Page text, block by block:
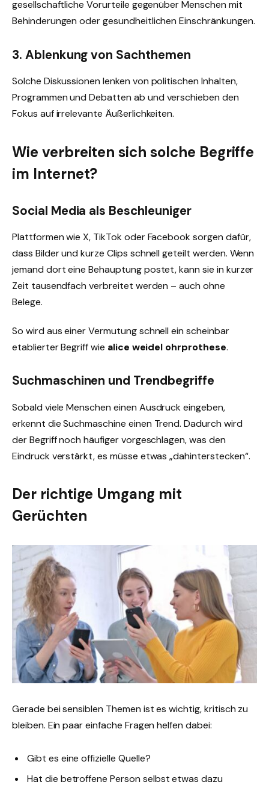
gesellschaftliche Vorurteile gegenüber Menschen mit
Behinderungen oder gesundheitlichen Einschränkungen.
3. Ablenkung von Sachthemen
Solche Diskussionen lenken von politischen Inhalten,
Programmen und Debatten ab und verschieben den
Fokus auf irrelevante Äußerlichkeiten.
Wie verbreiten sich solche Begriffe
im Internet?
Social Media als Beschleuniger
Plattformen wie X, TikTok oder Facebook sorgen dafür,
dass Bilder und kurze Clips schnell geteilt werden. Wenn
jemand dort eine Behauptung postet, kann sie in kurzer
Zeit tausendfach verbreitet werden – auch ohne
Belege.
So wird aus einer Vermutung schnell ein scheinbar
etablierter Begriff wie alice weidel ohrprothese.
Suchmaschinen und Trendbegriffe
Sobald viele Menschen einen Ausdruck eingeben,
erkennt die Suchmaschine einen Trend. Dadurch wird
der Begriff noch häufiger vorgeschlagen, was den
Eindruck verstärkt, es müsse etwas „dahinterstecken“.
Der richtige Umgang mit
Gerüchten
Gerade bei sensiblen Themen ist es wichtig, kritisch zu
bleiben. Ein paar einfache Fragen helfen dabei:
Gibt es eine offizielle Quelle?
Hat die betroffene Person selbst etwas dazu